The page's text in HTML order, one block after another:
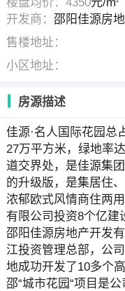
开发商：邵阳佳源房
售楼地址：
小区地址：
房源描述
佳源·名人国际花园总
27万平方米，绿地率
道交界处，是佳源集
的升级版，是集居住
浓郁欧式风情商住两
有限公司投资8个亿建
邵阳佳源房地产开发
江投资管理总部，公
地成功开发了10多个
邵“城市花园“项目是